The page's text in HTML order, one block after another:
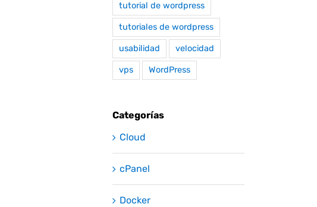
tutorial de wordpress
tutoriales de wordpress
usabilidad velocidad
vps WordPress
Categorías
Cloud
cPanel
Docker